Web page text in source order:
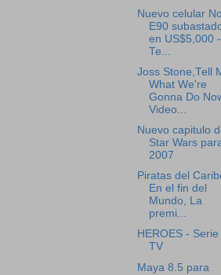
Nuevo celular
E90
en US$5,000 -
Te...
Joss Stone,Tell
What We're
Gonna Do
Video...
Nuevo capitulo
Star Wars
2007
Piratas del
En el fin del
Mundo, La
premi...
HEROES -
TV
Maya 8.5 para